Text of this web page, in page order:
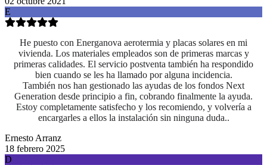
E
He puesto con Energanova aerotermia y placas solares en mi
vivienda. Los materiales empleados son de primeras marcas y
primeras calidades. El servicio postventa también ha respondido
bien cuando se les ha llamado por alguna incidencia.
También nos han gestionado las ayudas de los fondos Next
Generation desde principio a fin, cobrando finalmente la ayuda.
Estoy completamente satisfecho y los recomiendo, y volvería a
encargarles a ellos la instalación sin ninguna duda..
Ernesto Arranz
18 febrero 2025
D